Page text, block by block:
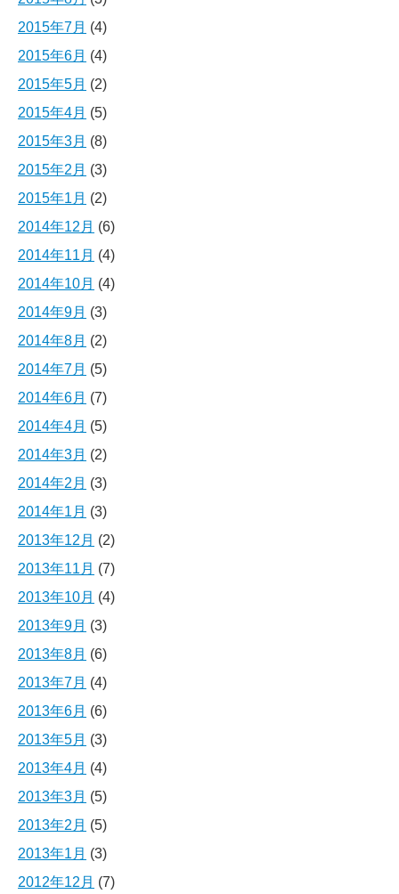
2015年7月 (4)
2015年6月 (4)
2015年5月 (2)
2015年4月 (5)
2015年3月 (8)
2015年2月 (3)
2015年1月 (2)
2014年12月 (6)
2014年11月 (4)
2014年10月 (4)
2014年9月 (3)
2014年8月 (2)
2014年7月 (5)
2014年6月 (7)
2014年4月 (5)
2014年3月 (2)
2014年2月 (3)
2014年1月 (3)
2013年12月 (2)
2013年11月 (7)
2013年10月 (4)
2013年9月 (3)
2013年8月 (6)
2013年7月 (4)
2013年6月 (6)
2013年5月 (3)
2013年4月 (4)
2013年3月 (5)
2013年2月 (5)
2013年1月 (3)
2012年12月 (7)